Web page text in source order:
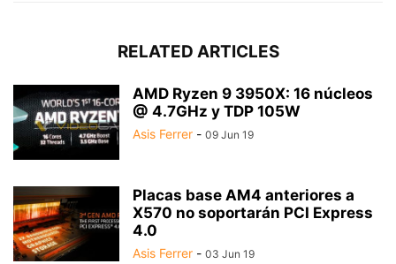
RELATED ARTICLES
AMD Ryzen 9 3950X: 16 núcleos
@ 4.7GHz y TDP 105W
Asis Ferrer - 09 Jun 19
Placas base AM4 anteriores a
X570 no soportarán PCI Express
4.0
Asis Ferrer - 03 Jun 19